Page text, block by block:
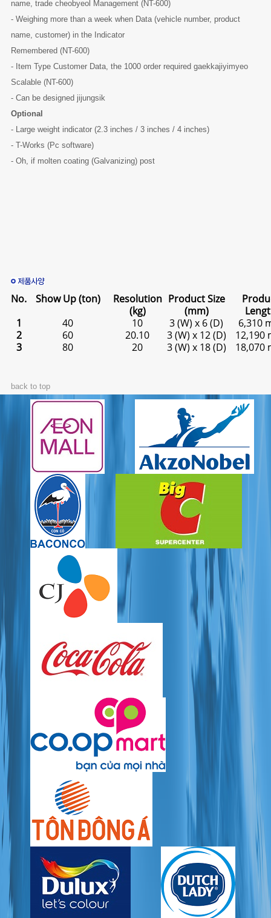
TIN TỨC
Thông tin công nghệ
Kinh doanh
DOWNLOAD
LIÊN HỆ
name, trade cheobyeol Management (NT-600)
- Weighing more than a week when Data (vehicle number, product
name, customer) in the Indicator
Remembered (NT-600)
- Item Type Customer Data, the 1000 order required gaekkajiyimyeo
Scalable (NT-600)
- Can be designed jijungsik
Optional
- Large weight indicator (2.3 inches / 3 inches / 4 inches)
- T-Works (Pc software)
- Oh, if molten coating (Galvanizing) post
No. Show Up (ton)
Resolution
(kg)
Product Size
(mm)
1
40 10 3 (W) x 6 (D)
6,310
2
60 20.10 3 (W) x 12 (D)
12,190
3
80 20 3 (W) x 18 (D) 18,070
back to top